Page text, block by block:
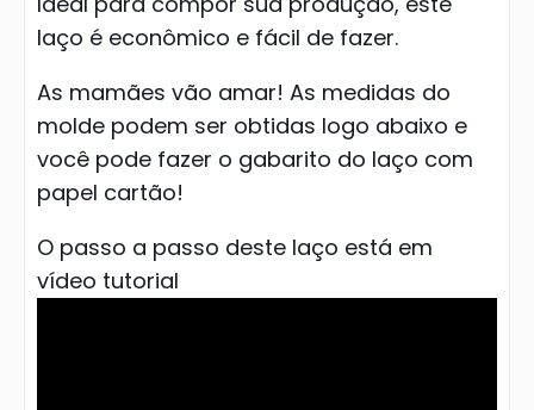
laço é econômico e fácil de fazer.
As mamães vão amar! As medidas do
molde podem ser obtidas logo abaixo e
você pode fazer o gabarito do laço com
papel cartão!
O passo a passo deste laço está em
vídeo tutorial